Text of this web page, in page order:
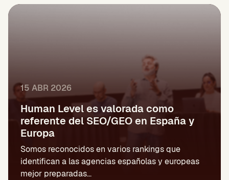
15 ABR 2026
Human Level es valorada como
referente del SEO/GEO en España y
Europa
Somos reconocidos en varios rankings que
identifican a las agencias españolas y europeas
mejor preparadas...